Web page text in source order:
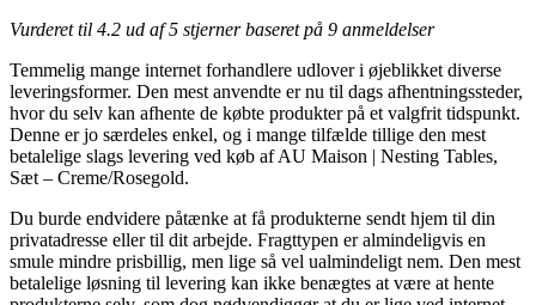
Vurderet til 4.2 ud af 5 stjerner baseret på 9 anmeldelser
Temmelig mange internet forhandlere udlover i øjeblikket diverse
leveringsformer. Den mest anvendte er nu til dags afhentningssteder,
hvor du selv kan afhente de købte produkter på et valgfrit tidspunkt.
Denne er jo særdeles enkel, og i mange tilfælde tillige den mest
betalelige slags levering ved køb af AU Maison | Nesting Tables,
Sæt – Creme/Rosegold.
Du burde endvidere påtænke at få produkterne sendt hjem til din
privatadresse eller til dit arbejde. Fragttypen er almindeligvis en
smule mindre prisbillig, men lige så vel ualmindeligt nem. Den mest
betalelige løsning til levering kan ikke benægtes at være at hente